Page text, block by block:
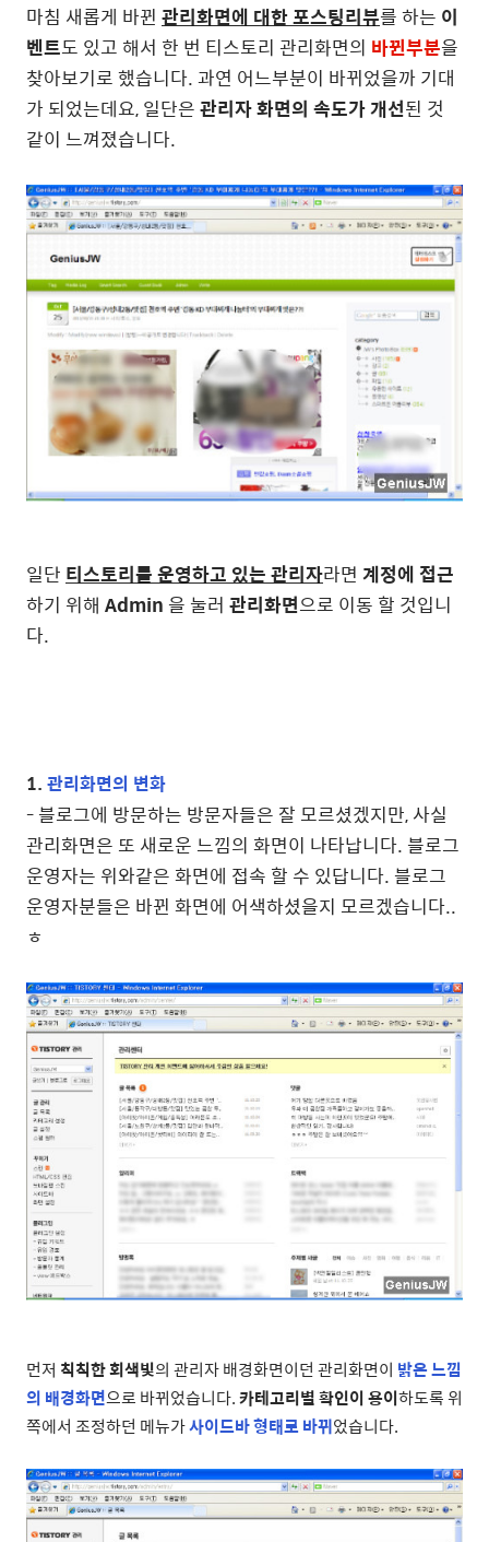
마침 새롭게 바뀐 관리화면에 대한 포스팅리뷰를 하는 이
벤트도 있고 해서 한 번 티스토리 관리화면의 바뀐부분을
찾아보기로 했습니다. 과연 어느부분이 바뀌었을까 기대
가 되었는데요, 일단은관리자 화면의 속도가 개선된 것
같이 느껴졌습니다.
일단 티스토리를 운영하고 있는 관리자라면 계정에 접근
하기 위해 Admin을 눌러 관리화면으로 이동 할 것입니
다.
1. 관리화면의 변화
- 블로그에 방문하는 방문자들은 잘 모르셨겠지만, 사실
관리화면은 또 새로운 느낌의 화면이 나타납니다. 블로그
운영자는 위와같은 화면에 접속 할 수 있답니다. 블로그
운영자분들은 바뀐 화면에 어색하셨을지 모르겠습니다..
ㅎ
먼저 칙칙한 회색빛의 관리자 배경화면이던 관리화면이 밝은 느낌
의 배경화면으로 바뀌었습니다.카테고리별 확인이 용이하도록 위
쪽에서 조정하던 메뉴가사이드바 형태로 바뀌었습니다.